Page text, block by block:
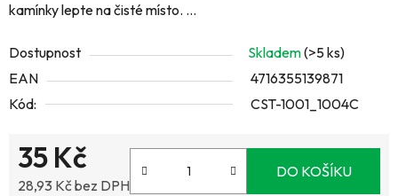
kamínky lepte na čisté místo. ...
Dostupnost Skladem(>5 ks)
EAN
4716355139871
Kód:
CST-1001_1004C
35 Kč
28,93 Kč bez DPH
DO KOŠÍKU